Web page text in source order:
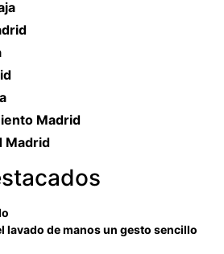
Madrid
Madrid
lavado de manos un gesto sencillo